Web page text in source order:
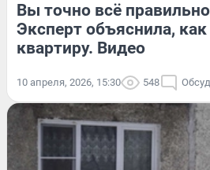
Вы точно всё
Эксперт объяснила,
квартиру. Видео
10 апреля, 2026, 15:30 548